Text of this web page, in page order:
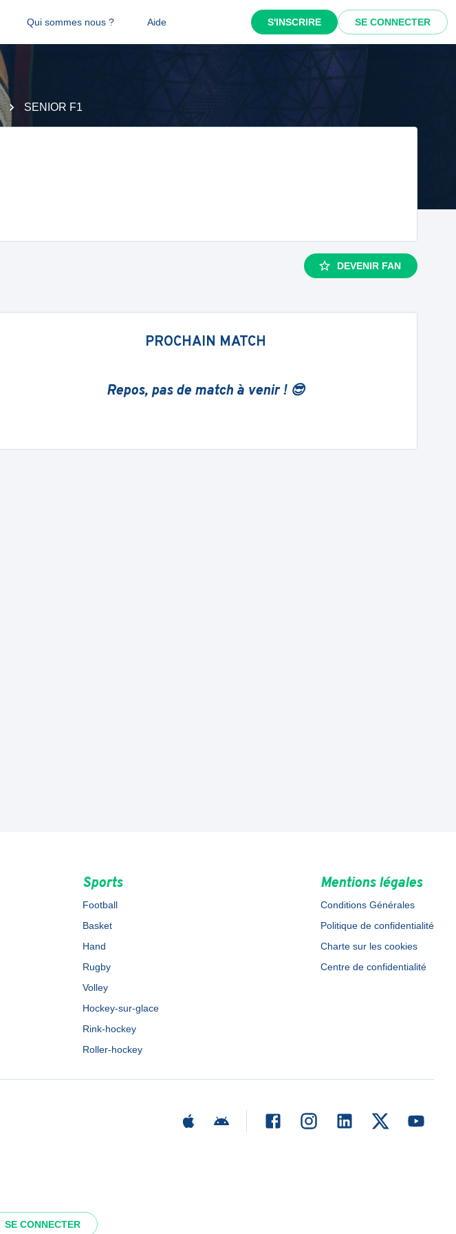
Qui sommes nous ? Aide S'INSCRIRE SE CONNECTER
SE CONNECTER
SENIOR F1
DEVENIR FAN
PROCHAIN MATCH
Repos, pas de match à venir ! 😎
Sports
Football
Basket
Hand
Rugby
Volley
Hockey-sur-glace
Rink-hockey
Roller-hockey
Mentions légales
Conditions Générales
Politique de confidentialité
Charte sur les cookies
Centre de confidentialité